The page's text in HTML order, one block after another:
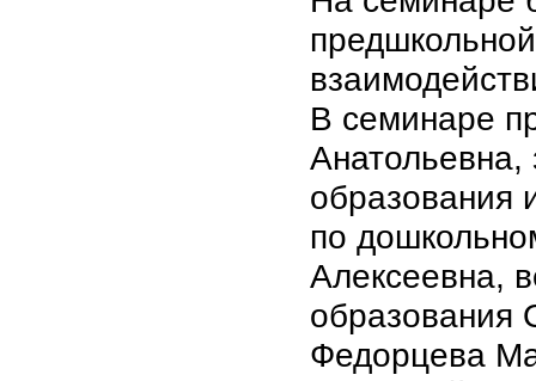
В семинаре
Анатольевна,
образования
по
Алексеевна,
образования
Федорцева